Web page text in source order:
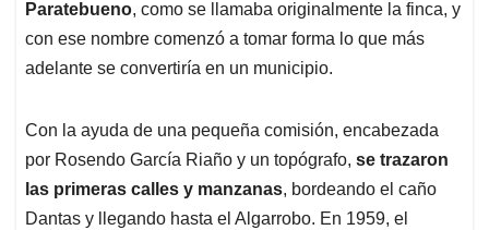
Paratebueno, como se llamaba originalmente la finca, y
con ese nombre comenzó a tomar forma lo que más
adelante se convertiría en un municipio.
Con la ayuda de una pequeña comisión, encabezada
por Rosendo García Riaño y un topógrafo, se trazaron
las primeras calles y manzanas, bordeando el caño
Dantas y llegando hasta el Algarrobo. En 1959, el